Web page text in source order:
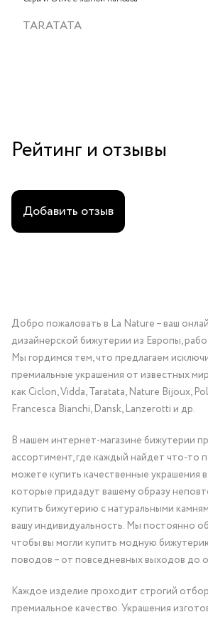
TARATATA
Рейтинг и отзывы
Добавить отзыв
Добро пожаловать в La Nature – ваш
дизайнерской бижутерии из Европы,
Мы гордимся тем, что предлагаем
премиальные украшения от известных
как Ciclon, Vidda, Taratata, Nature Bijoux,
Francesca Bianchi, Dansk, Lanzerotti и др.
В нашем интернет-магазине бижутерии
ассортимент, где каждый найдет что-то
можете купить качественные украшения
которые придадут вашему образу
купить бижутерию с натуральными
вашу индивидуальность. Мы постоянно
чтобы вы могли купить модную
поводов – от повседневных выходов до
Каждое изделие проходит строгий
премиальное качество. Украшения